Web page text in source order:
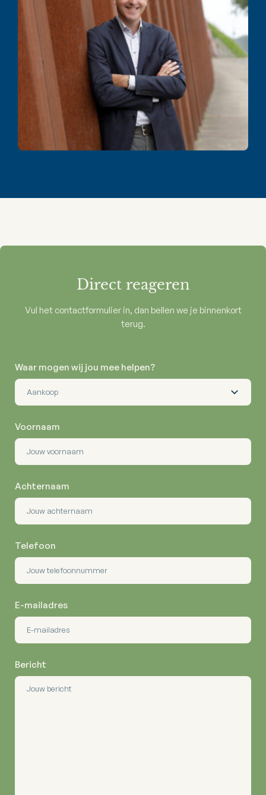
Direct reageren
Vul het contactformulier in, dan bellen we je binnenkort
terug.
Waar mogen wij jou mee helpen?
Voornaam
Achternaam
Telefoon
E-mailadres
Bericht